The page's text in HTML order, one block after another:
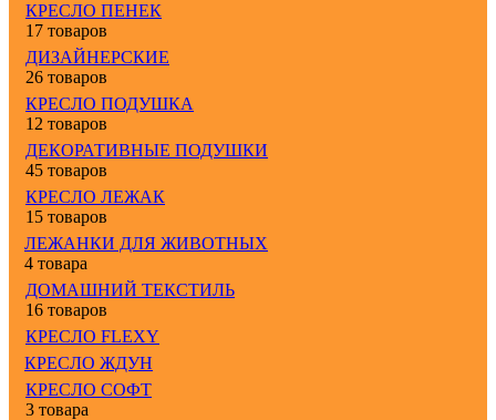
КРЕСЛО ПЕНЕК
17 товаров
ДИЗАЙНЕРСКИЕ
26 товаров
КРЕСЛО ПОДУШКА
12 товаров
ДЕКОРАТИВНЫЕ ПОДУШКИ
45 товаров
КРЕСЛО ЛЕЖАК
15 товаров
ЛЕЖАНКИ ДЛЯ ЖИВОТНЫХ
4 товара
ДОМАШНИЙ ТЕКСТИЛЬ
16 товаров
КРЕСЛО FLEXY
КРЕСЛО ЖДУН
КРЕСЛО СОФТ
3 товара